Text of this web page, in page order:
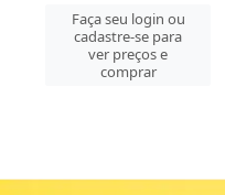
Faça seu login ou
cadastre-se para
ver preços e
comprar